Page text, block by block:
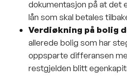
dokumentasjon på at det
lån som skal betales
Verdiøkning på bolig
allerede bolig som har
oppsparte differansen
restgjelden blitt